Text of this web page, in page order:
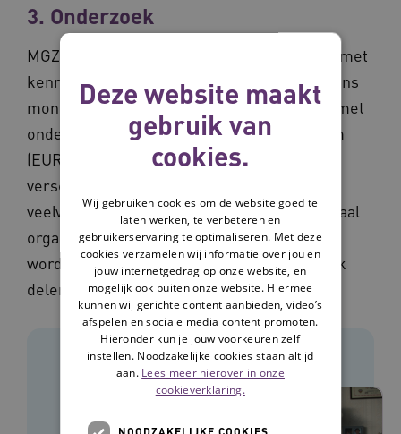
3. Onderzoek
MGZ in de regio combineert praktijkkennis met
kennis uit wetenschappelijk onderzoek. Vilans
monitort de voortgang van MGZ in de regio met
onderzoek. Erasmus Universiteit Rotterdam
(EUR) voert binnen het programma
verschillende onderzoeken uit naar
veelvoorkomende knelpunten bij het regionaal
organiseren van MGZ en hoe deze kunnen
worden opgelost. De inzichten uit onderzoek
delen we landelijk.
Monitoring
Deze website maakt
gebruik van
cookies.
Wij gebruiken cookies om de website goed te
laten werken, te verbeteren en
gebruikerservaring te optimaliseren. Met deze
cookies verzamelen wij informatie over jou en
jouw internetgedrag op onze website, en
mogelijk ook buiten onze website. Hiermee
kunnen wij gerichte content aanbieden, video’s
afspelen en sociale media content promoten.
Hieronder kun je jouw voorkeuren zelf
instellen. Noodzakelijke cookies staan altijd
aan. Lees meer hierover in onze
cookieverklaring.
NOODZAKELIJKE COOKIES